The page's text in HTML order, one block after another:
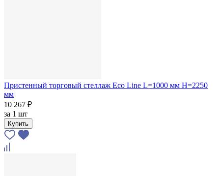
Пристенный торговый стеллаж Eco Line L=1000 мм H=2250
мм
10 267 ₽
за 1 шт
Купить